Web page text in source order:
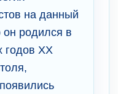
на данный
он родился в
годов XX